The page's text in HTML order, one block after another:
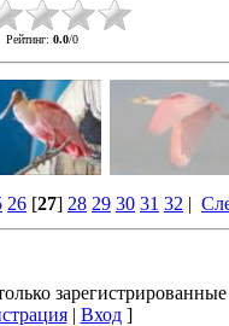
Рейтинг: 0.0/0
26 [27] 28 29 30 31 32 |
| Вход]